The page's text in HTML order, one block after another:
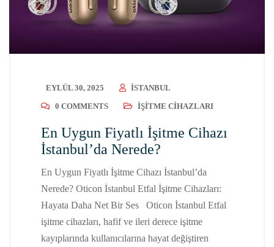
EYLÜL 30, 2025
ISTANBUL
0 COMMENTS
İŞITME CIHAZLARI
En Uygun Fiyatlı İşitme Cihazı
İstanbul’da Nerede?
En Uygun Fiyatlı İşitme Cihazı İstanbul’da
Nerede? Oticon İstanbul Etfal İşitme Cihazları:
Hayata Daha Net Bir Ses Oticon İstanbul Etfal
işitme cihazları, hafif ve ileri derece işitme
kayıplarında kullanıcılarına hayat değiştiren